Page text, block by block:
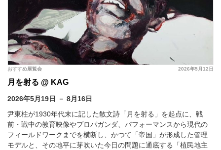
2026年5月12日
おすすめ展覧会
月を射る @ KAG
2026年5月19日 － 8月16日
尹東柱が1930年代末に記した散文詩「月を射る」を起点に、戦
前・戦中の教育映像やプロパガンダ、パフォーマンスから現代の
フィールドワークまでを横断し、かつて「帝国」が形成した管理
モデルと、その地平に芽吹いた今日の問題に通底する「植民地主